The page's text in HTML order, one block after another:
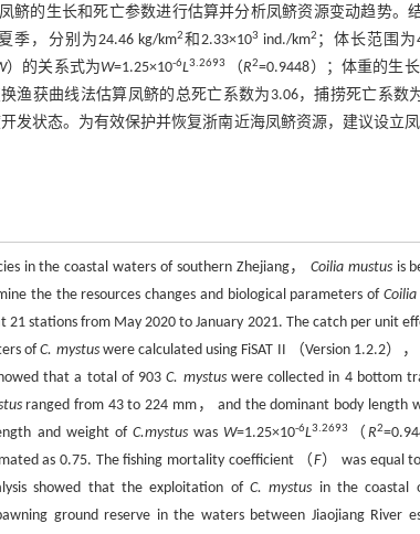
鲚的生长和死亡参数进行估算并分析凤鲚资源变动趋势。
季，分别为24.46 kg/km2和2.33×103 ind./km2 ；体长范围为
）的关系式为W=1.25×10-6L3.2693 （R2=0.9448）；体重的生
渔获曲线法估算凤鲚的总死亡系数为3.06，捕捞死亡系数
发状态。为有效保护并恢复浙南近海凤鲚资源，建议设立
in the coastal waters of southern Zhejiang， Coilia mustusis
the the resources changes and biological parameters of
21 stations from May 2020 to January 2021. The catch per unit
ofC. mystuswere calculated using FiSAT II （Version 1.2.2）
that a total of 903C. mystuswere collected in 4 bottom
ranged from 43 to 224 mm， and the dominant body length
and weight of C.mystuswasW=1.25×10-6L3.2693 （R2
as 0.75. The fishing mortality coefficient （F） was equal
showed that the exploitation ofC. mystus in the coastal
ground reserve in the waters between Jiaojiang